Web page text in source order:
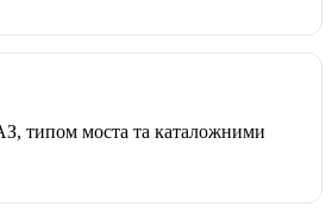
типом моста та каталожними